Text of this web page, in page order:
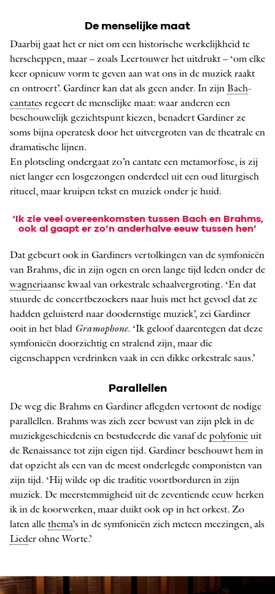
De menselijke maat
Daarbij gaat het er niet om een historische werkelijkheid te
herscheppen, maar – zoals Leertouwer het uitdrukt – ‘om elke
keer opnieuw vorm te geven aan wat ons in de muziek raakt
en ontroert’. Gardiner kan dat als geen ander. In zijn Bach-
cantates regeert de menselijke maat: waar anderen een
beschouwelijk gezichtspunt kiezen, benadert Gardiner ze
soms bijna opera­tesk door het uitvergroten van de theatrale en
dramatische lijnen.
En plotseling ondergaat zo’n cantate een metamorfose, is zij
niet langer een losgezongen onderdeel uit een oud litur­gisch
ritueel, maar kruipen tekst en muziek onder je huid.
‘Ik zie veel overeenkomsten tussen Bach en Brahms,
ook al gaapt er zo’n anderhalve eeuw tussen hen’
Dat gebeurt ook in Gardiners vertolkingen van de symfonieën
van Brahms, die in zijn ogen en oren lange tijd leden onder de
wagneriaanse kwaal van orkestrale schaalvergroting. ‘En dat
stuurde de concertbezoekers naar huis met het gevoel dat ze
hadden geluisterd naar doodernstige muziek’, zei Gardiner
ooit in het blad Gramophone. ‘Ik geloof daarentegen dat deze
symfonieën doorzichtig en stralend zijn, maar die
eigenschappen verdrinken vaak in een dikke orkestrale saus.’
Parallellen
De weg die Brahms en Gardiner aflegden vertoont de nodige
parallellen. Brahms was zich zeer bewust van zijn plek in de
muziekgeschiedenis en bestudeerde die vanaf de polyfonie uit
de Renaissance tot zijn eigen tijd. Gardiner beschouwt hem in
dat opzicht als een van de meest onderlegde componisten van
zijn tijd. ‘Hij wilde op die traditie voortborduren in zijn
muziek. De meerstemmigheid uit de zeventiende eeuw herken
ik in de koorwerken, maar duikt ook op in het orkest. Zo
laten alle thema’s in de symfonieën zich meteen meezingen, als
Lieder ohne Worte.’